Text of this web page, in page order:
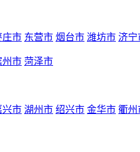
庄市 东营市 烟台市 潍坊市 济宁
州市 菏泽市
兴市 湖州市 绍兴市 金华市 衢州